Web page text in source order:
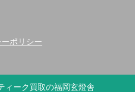
ポリシー
ィーク買取の福岡玄燈舎